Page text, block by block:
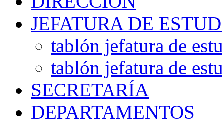
JEFATURA DE
tablón jefatura de
tablón jefatura de
SECRETARÍA
DEPARTAMENTOS